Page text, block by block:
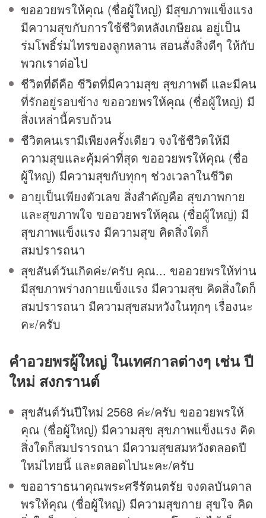
ขออวยพรให้คุณ (ชื่อผู้ใหญ่) มีสุขภาพแข็งแรง
มีความสุขกับการใช้ชีวิตหลังเกษียณ อยู่เป็น
ร่มโพธิ์ร่มไทรของลูกหลาน สอนสั่งสิ่งดีๆ ให้กับ
พวกเราต่อไป
ชีวิตที่ดีคือ ชีวิตที่มีความสุข สุขภาพดี และมีคน
ที่รักอยู่รอบข้าง ขออวยพรให้คุณ (ชื่อผู้ใหญ่) มี
สิ่งเหล่านี้ครบถ้วน
ชีวิตคนเรามีเพียงครั้งเดียว จงใช้ชีวิตให้มี
ความสุขและคุ้มค่าที่สุด ขออวยพรให้คุณ (ชื่อ
ผู้ใหญ่) มีความสุขกับทุกๆ ช่วงเวลาในชีวิต
อายุเป็นเพียงตัวเลข สิ่งสำคัญคือ สุขภาพกาย
และสุขภาพใจ ขออวยพรให้คุณ (ชื่อผู้ใหญ่) มี
สุขภาพแข็งแรง มีความสุข คิดสิ่งใดก็
สมปรารถนา
สุขสันต์วันเกิดค่ะ/ครับ คุณ... ขออวยพรให้ท่าน
มีสุขภาพร่างกายแข็งแรง มีความสุข คิดสิ่งใดก็
สมปรารถนา มีความสุขสมหวังในทุกๆ เรื่องนะ
คะ/ครับ
คำอวยพรผู้ใหญ่ในเทศกาลต่างๆ เช่น ปี
ใหม่ สงกรานต์
สุขสันต์วันปีใหม่ 2568 ค่ะ/ครับ ขออวยพรให้
คุณ (ชื่อผู้ใหญ่) มีความสุข สุขภาพแข็งแรง คิด
สิ่งใดก็สมปรารถนา มีความสุขสมหวังตลอดปี
ใหม่ไทยนี้ และตลอดไปนะคะ/ครับ
ขออาราธนาคุณพระศรีรัตนตรัย จงดลบันดาล
พรให้คุณ (ชื่อผู้ใหญ่) มีความสุขกาย สุขใจ คิด